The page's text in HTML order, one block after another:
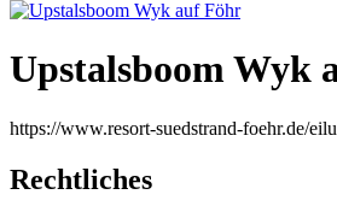
Upstalsboom Wyk
https://www.resort-suedstrand-foehr.de/
Rechtliches